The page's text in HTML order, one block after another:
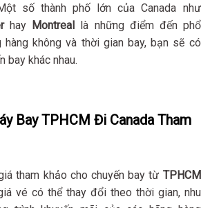
số thành phố lớn của Canada như
hay Montreal là những điểm đến phổ
hàng không và thời gian bay, bạn sẽ có
bay khác nhau.
Bay TPHCM Đi Canada Tham
tham khảo cho chuyến bay từ TPHCM
vé có thể thay đổi theo thời gian, nhu